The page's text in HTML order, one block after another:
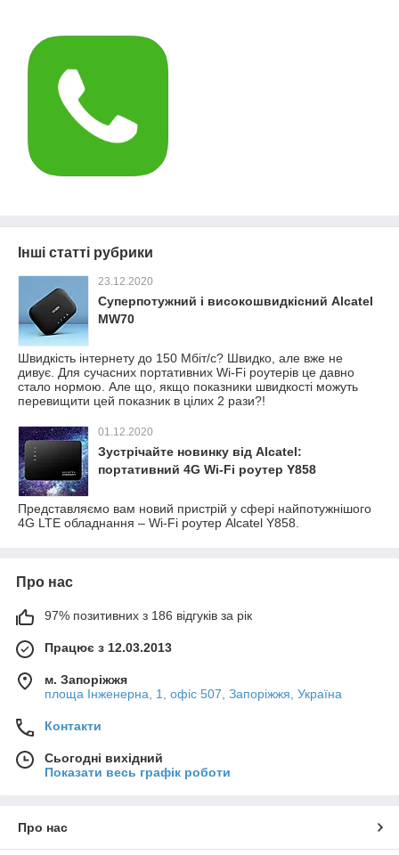
Інші статті рубрики
23.12.2020
Суперпотужний і високошвидкісний Alcatel
MW70
Швидкість інтернету до 150 Мбіт/с? Швидко, але вже не
дивує. Для сучасних портативних Wi-Fi роутерів це давно
стало нормою. Але що, якщо показники швидкості можуть
перевищити цей показник в цілих 2 рази?!
01.12.2020
Зустрічайте новинку від Alcatel:
портативний 4G Wi-Fi роутер Y858
Представляємо вам новий пристрій у сфері найпотужнішого
4G LTE обладнання – Wi-Fi роутер Alcatel Y858.
Про нас
97% позитивних з 186 відгуків за рік
Працює з 12.03.2013
м. Запоріжжя
площа Інженерна, 1, офіс 507, Запоріжжя, Україна
Контакти
Сьогодні вихідний
Показати весь графік роботи
Про нас